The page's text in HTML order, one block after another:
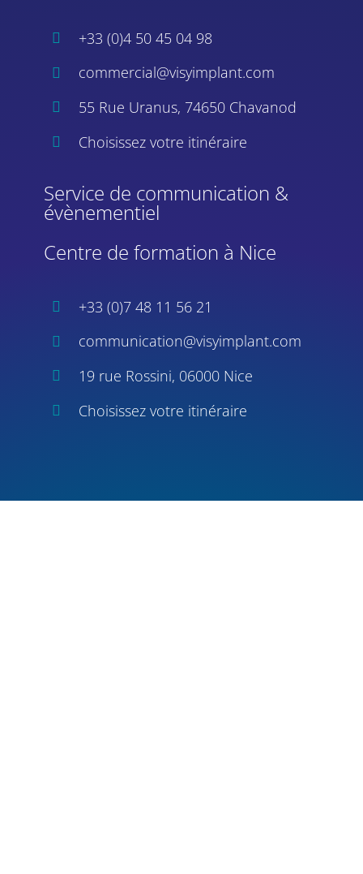
+33 (0)4 50 45 04 98
commercial@visyimplant.com
55 Rue Uranus, 74650 Chavanod
Choisissez votre itinéraire
Service de communication &
évènementiel
Centre de formation à Nice
+33 (0)7 48 11 56 21
communication@visyimplant.com
19 rue Rossini, 06000 Nice
Choisissez votre itinéraire